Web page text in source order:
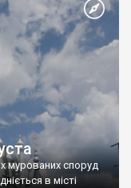
мурованих споруд
в місті